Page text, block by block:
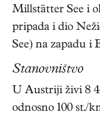
Millstätter See i
pripada i dio
See) na zapadu i
Stanovništvo
U Austriji živi 8
odnosno 100 st./